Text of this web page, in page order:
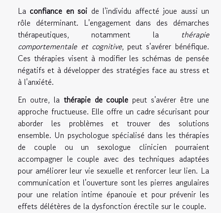
La confiance en soi de l'individu affecté joue aussi un
rôle déterminant. L'engagement dans des démarches
thérapeutiques, notamment la thérapie
comportementale et cognitive, peut s'avérer bénéfique.
Ces thérapies visent à modifier les schémas de pensée
négatifs et à développer des stratégies face au stress et
à l'anxiété.
En outre, la thérapie de couple peut s'avérer être une
approche fructueuse. Elle offre un cadre sécurisant pour
aborder les problèmes et trouver des solutions
ensemble. Un psychologue spécialisé dans les thérapies
de couple ou un sexologue clinicien pourraient
accompagner le couple avec des techniques adaptées
pour améliorer leur vie sexuelle et renforcer leur lien. La
communication et l'ouverture sont les pierres angulaires
pour une relation intime épanouie et pour prévenir les
effets délétères de la dysfonction érectile sur le couple.